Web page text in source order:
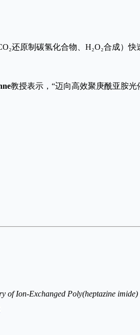
还原制碳氢化合物、H₂O₂合成）快
教授表示，“迈向高效聚庚酰亚胺
of Ion-Exchanged Poly(heptazine